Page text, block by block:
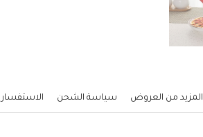
المزيد من العروض سياسة الشحن